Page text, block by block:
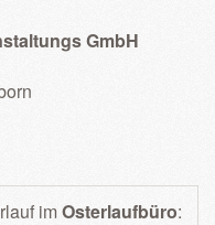
GmbH
imOsterlaufbüro: